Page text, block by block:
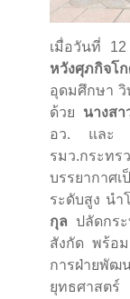
เมื่อวันที่
หวังศุภกิจโ
อุดมศึกษา วิ
ด้วย นางส
อว. และ
รมว.กระท
บรรยากาศ
ระดับสูง นำ
กุล ปลัดกร
สังกัด พร้อ
การฝ่ายพัฒ
ยุทธศาสตร์